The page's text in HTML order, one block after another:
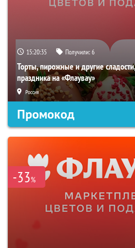
15:20:33 Получили:6
Торты, пирожные и другие
праздника на «Флаувау»
Россия
Промокод
-33%